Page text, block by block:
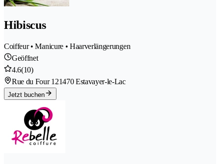
Hibiscus
Coiffeur • Manicure • Haarverlängerungen
Geöffnet
4.6(10)
Rue du Four 121470 Estavayer-le-Lac
Jetzt buchen